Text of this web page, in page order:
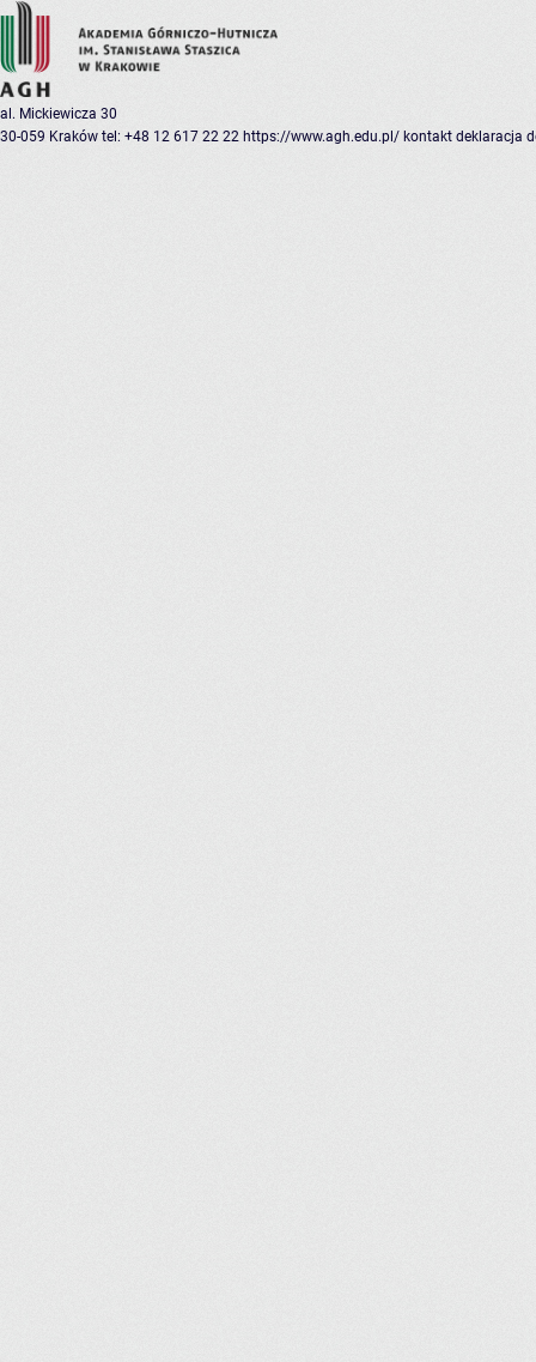
al. Mickiewicza 30
30-059 Kraków tel: +48 12 617 22 22 https://www.agh.edu.pl/ kontakt deklaracja